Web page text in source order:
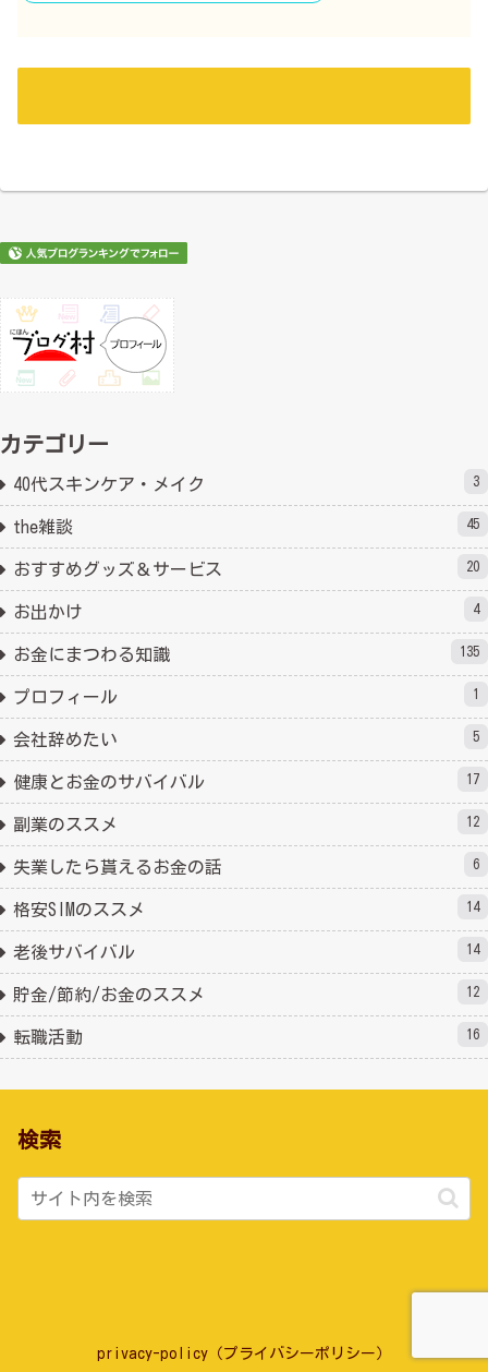
カテゴリー
40代スキンケア・メイク 3
the雑談 45
おすすめグッズ＆サービス 20
お出かけ 4
お金にまつわる知識 135
プロフィール 1
会社辞めたい 5
健康とお金のサバイバル 17
副業のススメ 12
失業したら貰えるお金の話 6
格安SIMのススメ 14
老後サバイバル 14
貯金/節約/お金のススメ 12
転職活動 16
検索
privacy-policy（プライバシーポリシー）